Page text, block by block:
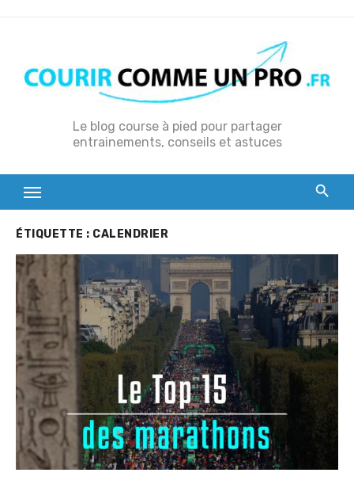
t
Le blog course à pied pour partager
entrainements, conseils et astuces
ÉTIQUETTE : CALENDRIER